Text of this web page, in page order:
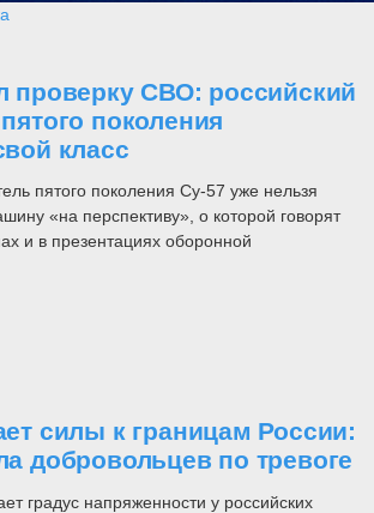
проверку СВО: российский
поколения
класс
пятого поколения Су-57 уже нельзя
«на перспективу», о которой говорят
и в презентациях оборонной
силы к границам России:
добровольцев по тревоге
градус напряженности у российских